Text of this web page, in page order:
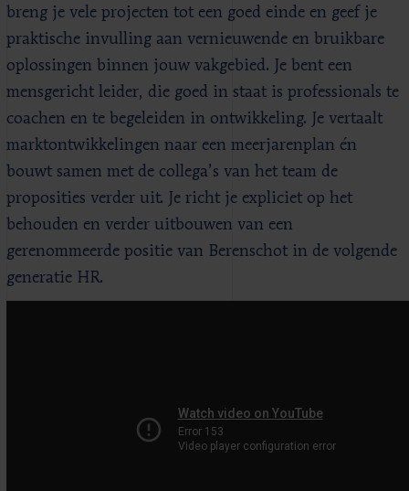
breng je vele projecten tot een goed einde en geef je
praktische invulling aan vernieuwende en bruikbare
oplossingen binnen jouw vakgebied. Je bent een
mensgericht leider, die goed in staat is professionals te
coachen en te begeleiden in ontwikkeling. Je vertaalt
marktontwikkelingen naar een meerjarenplan én
bouwt samen met de collega’s van het team de
proposities verder uit. Je richt je expliciet op het
behouden en verder uitbouwen van een
gerenommeerde positie van Berenschot in de volgende
generatie HR.